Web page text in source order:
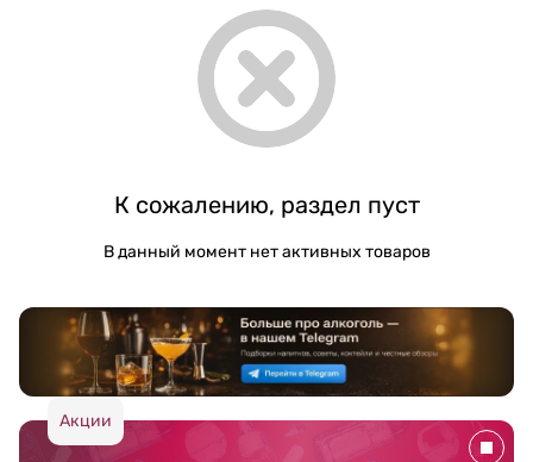
К сожалению, раздел пуст
В данный момент нет активных товаров
Акции